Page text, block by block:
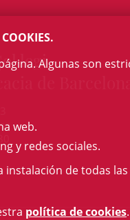
Algunas son
web.
y redes sociales.
de todas
política de cookies.